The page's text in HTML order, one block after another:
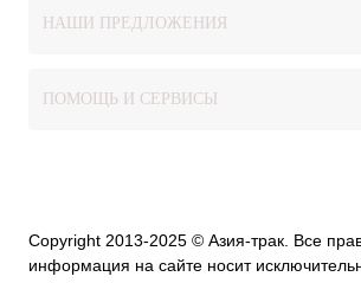
НАШИ ПРЕДЛОЖЕНИЯ
ПОМОЩЬ И СЕРВИСЫ
Copyright 2013-2025 © Азия-трак. Все
информация на сайте носит